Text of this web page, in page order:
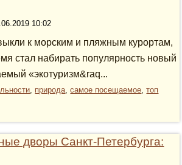
10:02
к морским и пляжным курортам,
стал набирать популярность новый
«экотуризм&raq...
, природа,самое посещаемое,топ
дворы Санкт-Петербурга: